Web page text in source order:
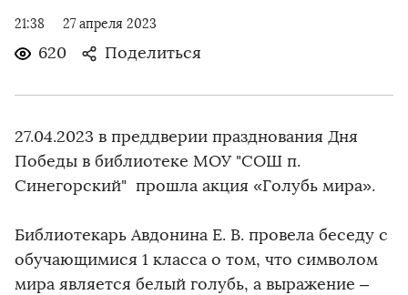
21:38 27 апреля 2023
620 Поделиться
27.04.2023 в преддверии празднования Дня
Победы в библиотеке МОУ "СОШ п.
Синегорский" прошла акция «Голубь мира».
Библиотекарь Авдонина Е. В. провела беседу с
обучающимися 1 класса о том, что символом
мира является белый голубь, а выражение –